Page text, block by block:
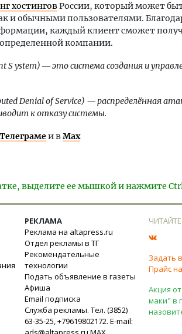
хостинговРоссии, который может
и обычными пользователями.
каждый клиент сможет
компании.
S ystem) ― это система создания и
Denial of Service) — распределённая
к отказу системы.
Телеграмеи вMax
выделите ее мышкой и нажмите
РЕКЛАМА
Реклама на altapress.ru
Отдел рекламы в ТГ
Рекомендательные
технологии
Подать объявление в газеты
Афиша
Email подписка
Служба рекламы. Тел. (3852)
63-35-25, +79619802172. E-mail:
Задать
Прайс
Акция
маки" в